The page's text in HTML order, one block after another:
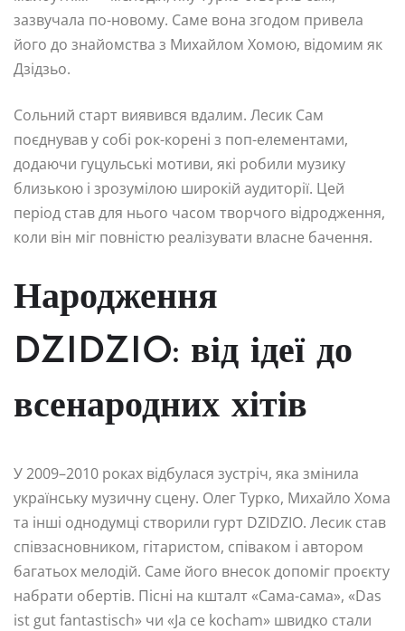
зазвучала по-новому. Саме вона згодом привела
його до знайомства з Михайлом Хомою, відомим як
Дзідзьо.
Сольний старт виявився вдалим. Лесик Сам
поєднував у собі рок-корені з поп-елементами,
додаючи гуцульські мотиви, які робили музику
близькою і зрозумілою широкій аудиторії. Цей
період став для нього часом творчого відродження,
коли він міг повністю реалізувати власне бачення.
Народження
DZIDZIO: від ідеї до
всенародних хітів
У 2009–2010 роках відбулася зустріч, яка змінила
українську музичну сцену. Олег Турко, Михайло Хома
та інші однодумці створили гурт DZIDZIO. Лесик став
співзасновником, гітаристом, співаком і автором
багатьох мелодій. Саме його внесок допоміг проєкту
набрати обертів. Пісні на кшталт «Сама-сама», «Das
ist gut fantastisch» чи «Ja ce kocham» швидко стали